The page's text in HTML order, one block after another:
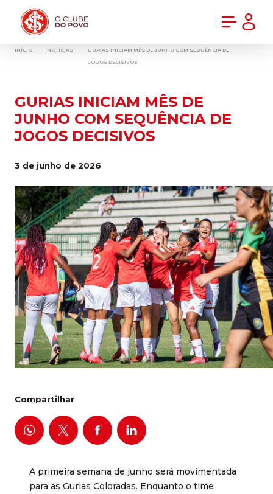
INÍCIO NOTÍCIAS
GURIAS INICIAM MÊS DE JUNHO COM SEQUÊNCIA DE
JOGOS DECISIVOS
GURIAS INICIAM MÊS DE
JUNHO COM SEQUÊNCIA DE
JOGOS DECISIVOS
3 de junho de 2026
Compartilhar
A primeira semana de junho será movimentada
para as Gurias Coloradas. Enquanto o time